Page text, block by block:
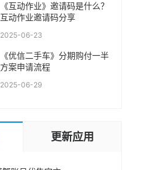
《互动作业》邀请码是什么？
互动作业邀请码分享
2025-06-23
《优信二手车》分期购付一半
方案申请流程
2025-06-29
更新应用